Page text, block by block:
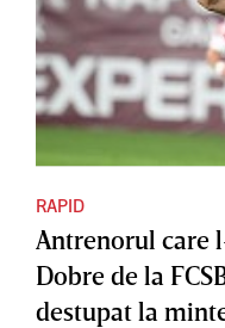
RAPID
Antrenorul care
Dobre de la
destupat la